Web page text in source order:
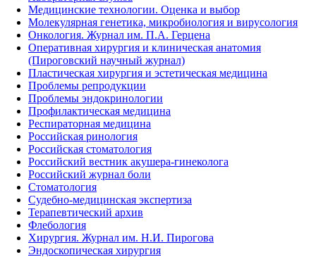
Медицинские технологии. Оценка и выбор
Молекулярная генетика, микробиология и вирусология
Онкология. Журнал им. П.А. Герцена
Оперативная хирургия и клиническая анатомия
(Пироговский научный журнал)
Пластическая хирургия и эстетическая медицина
Проблемы репродукции
Проблемы эндокринологии
Профилактическая медицина
Респираторная медицина
Российская ринология
Российская стоматология
Российский вестник акушера-гинеколога
Российский журнал боли
Стоматология
Судебно-медицинская экспертиза
Терапевтический архив
Флебология
Хирургия. Журнал им. Н.И. Пирогова
Эндоскопическая хирургия